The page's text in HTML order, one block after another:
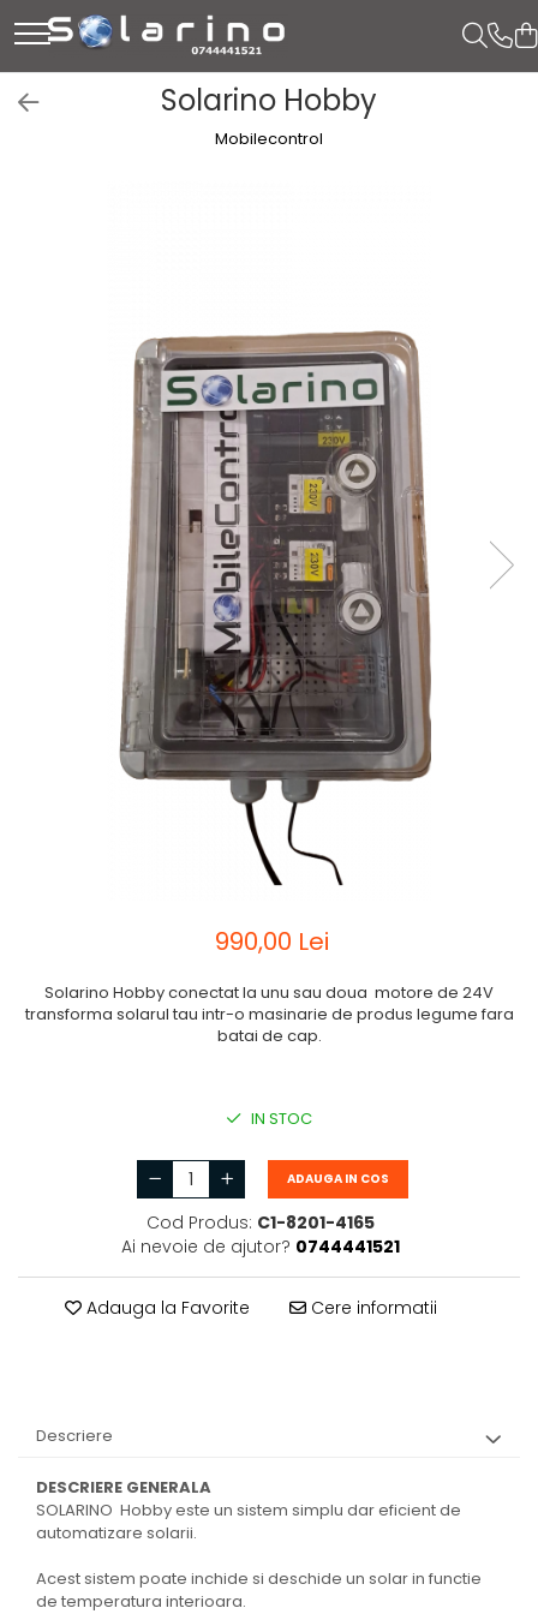
Solarino Hobby
Mobilecontrol
990,00 Lei
Solarino Hobby conectat la unu sau doua motore de 24V
transforma solarul tau intr-o masinarie de produs legume fara
batai de cap.
IN STOC
ADAUGA IN COS
Cod Produs: C1-8201-4165
Ai nevoie de ajutor? 0744441521
Adauga la Favorite Cere informatii
Descriere
DESCRIERE GENERALA
SOLARINO Hobby este un sistem simplu dar eficient de
automatizare solarii.
Acest sistem poate inchide si deschide un solar in functie
de temperatura interioara.